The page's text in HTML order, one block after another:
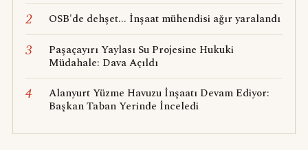
2 OSB'de dehşet... İnşaat mühendisi ağır yaralandı
3
Paşaçayırı Yaylası Su Projesine Hukuki
Müdahale: Dava Açıldı
4
Alanyurt Yüzme Havuzu İnşaatı Devam Ediyor:
Başkan Taban Yerinde İnceledi